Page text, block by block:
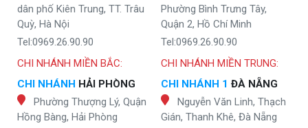
dân phố Kiên Trung, TT. Trâu
Quỳ, Hà Nội
Tel:0969.26.90.90
Phường Bình Trưng Tây,
Quận 2, Hồ Chí Minh
Tel:0969.26.90.90
CHI NHÁNH MIỀN BẮC:
CHI NHÁNH HẢI PHÒNG
Phường Thượng Lý, Quận
Hồng Bàng, Hải Phòng
CHI NHÁNH MIỀN TRUNG:
CHI NHÁNH 1 ĐÀ NẴNG
Nguyễn Văn Linh, Thạch
Gián, Thanh Khê, Đà Nẵng